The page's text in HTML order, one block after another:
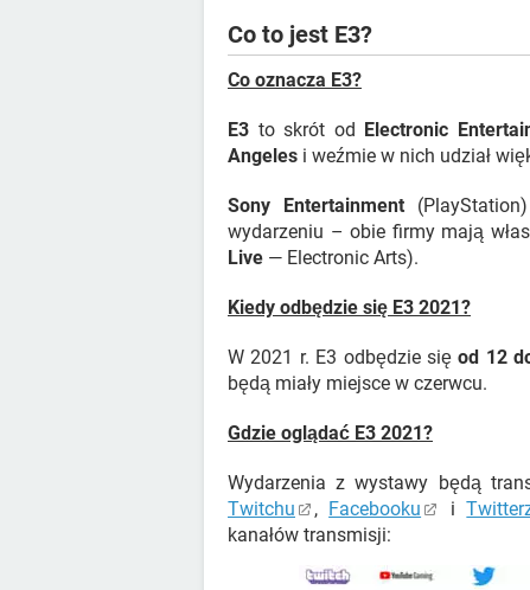
Co to jest E3?
Co oznacza E3?
E3 to skrót od Electronic
Angeles i weźmie w nich udział
Sony Entertainment
wydarzeniu – obie firmy mają
Live — Electronic Arts).
Kiedy odbędzie się E3 2021?
W 2021 r. E3 odbędzie sięod 12
będą miały miejsce w czerwcu.
Gdzie oglądać E3 2021?
Wydarzenia z wystawy będą
Twitchu
, Facebooku i
kanałów transmisji: